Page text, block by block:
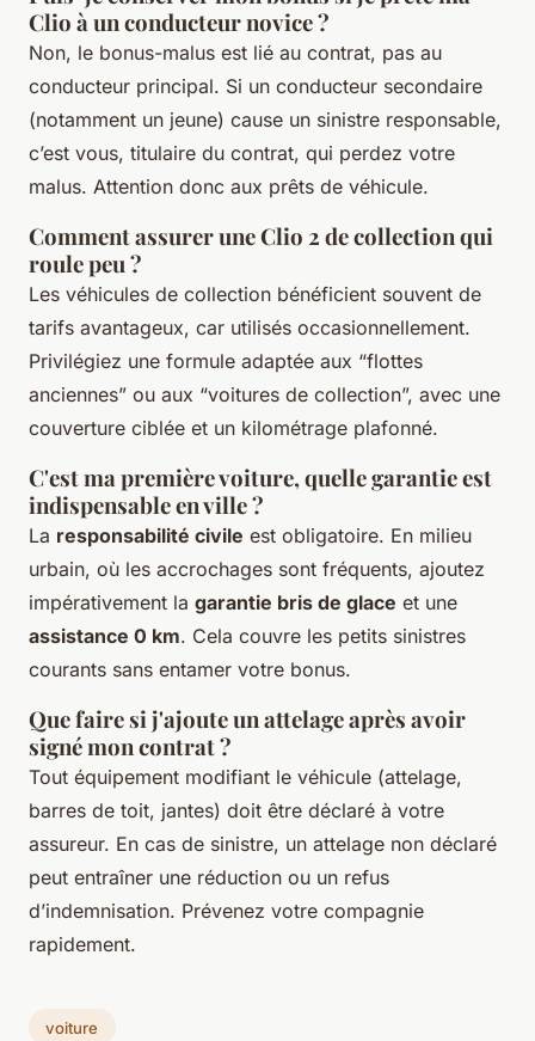
Clio à un conducteur novice ?
Non, le bonus-malus est lié au contrat, pas au
conducteur principal. Si un conducteur secondaire
(notamment un jeune) cause un sinistre responsable,
c’est vous, titulaire du contrat, qui perdez votre
malus. Attention donc aux prêts de véhicule.
Comment assurer une Clio 2 de collection qui
roule peu ?
Les véhicules de collection bénéficient souvent de
tarifs avantageux, car utilisés occasionnellement.
Privilégiez une formule adaptée aux “flottes
anciennes” ou aux “voitures de collection”, avec une
couverture ciblée et un kilométrage plafonné.
C'est ma première voiture, quelle garantie est
indispensable en ville ?
La responsabilité civile est obligatoire. En milieu
urbain, où les accrochages sont fréquents, ajoutez
impérativement la garantie bris de glace et une
assistance 0 km. Cela couvre les petits sinistres
courants sans entamer votre bonus.
Que faire si j'ajoute un attelage après avoir
signé mon contrat ?
Tout équipement modifiant le véhicule (attelage,
barres de toit, jantes) doit être déclaré à votre
assureur. En cas de sinistre, un attelage non déclaré
peut entraîner une réduction ou un refus
d’indemnisation. Prévenez votre compagnie
rapidement.
voiture